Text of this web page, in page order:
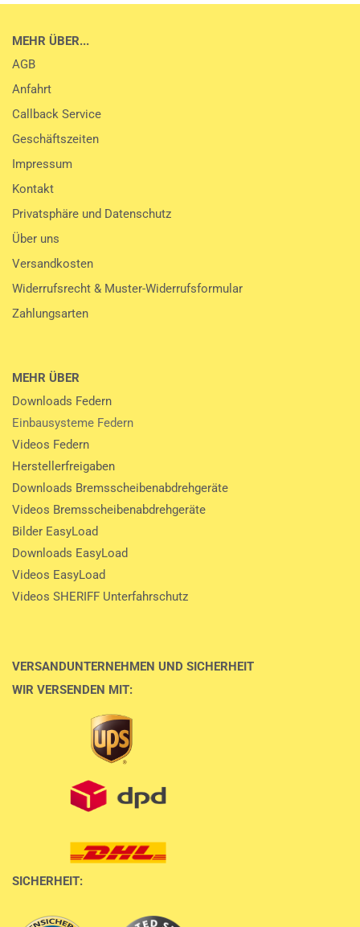
MEHR ÜBER...
AGB
Anfahrt
Callback Service
Geschäftszeiten
Impressum
Kontakt
Privatsphäre und Datenschutz
Über uns
Versandkosten
Widerrufsrecht & Muster-Widerrufsformular
Zahlungsarten
MEHR ÜBER
Downloads Federn
Einbausysteme Federn
Videos Federn
Herstellerfreigaben
Downloads Bremsscheibenabdrehgeräte
Videos Bremsscheibenabdrehgeräte
Bilder EasyLoad
Downloads EasyLoad
Videos EasyLoad
Videos SHERIFF Unterfahrschutz
VERSANDUNTERNEHMEN UND SICHERHEIT
WIR VERSENDEN MIT:
SICHERHEIT: